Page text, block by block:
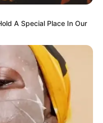
A Special Place In Our